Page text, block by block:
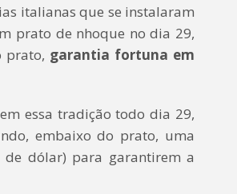
italianas que se instalaram
prato de nhoque no dia 29,
prato, garantia fortuna em
essa tradição todo dia 29,
embaixo do prato, uma
dólar) para garantirem a